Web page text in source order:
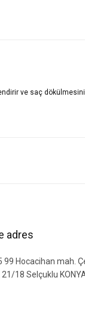
ve saç
adres
99 Hocacihan mah.
18 Selçuklu